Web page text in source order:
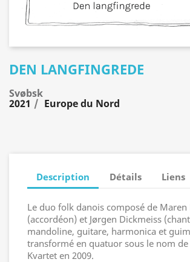
DEN LANGFINGREDE
Svøbsk
2021 Europe du Nord
Description Détails Liens
Le duo folk danois composé de Maren
(accordéon) et Jørgen Dickmeiss
mandoline, guitare, harmonica et
transformé en quatuor sous le nom de
Kvartet en 2009.